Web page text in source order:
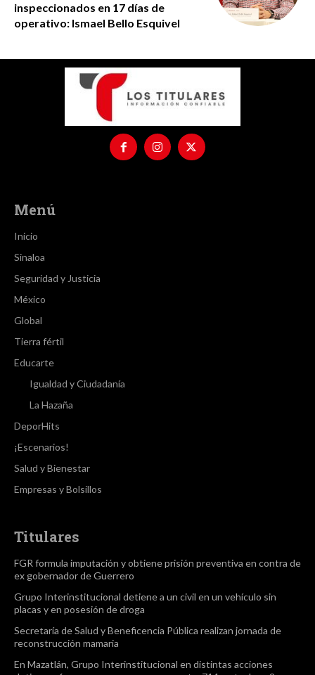
inspeccionados en 17 días de
operativo: Ismael Bello Esquivel
Menú
Inicio
Sinaloa
Seguridad y Justicia
México
Global
Tierra fértil
Educarte
Igualdad y Ciudadanía
La Hazaña
DeporHits
¡Escenarios!
Salud y Bienestar
Empresas y Bolsillos
Titulares
FGR formula imputación y obtiene prisión preventiva en contra de
ex gobernador de Guerrero
Grupo Interinstitucional detiene a un civil en un vehículo sin
placas y en posesión de droga
Secretaría de Salud y Beneficencia Pública realizan jornada de
reconstrucción mamaria
En Mazatlán, Grupo Interinstitucional en distintas acciones